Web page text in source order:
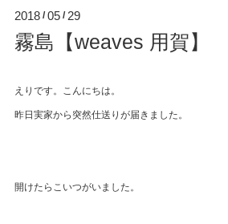
2018 /05 / 29
霧島【weaves 用賀】
えりです。こんにちは。
昨日実家から突然仕送りが届きました。
開けたらこいつがいました。